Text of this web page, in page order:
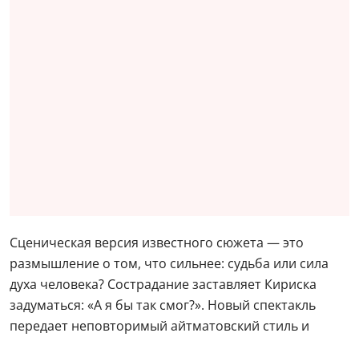
Сценическая версия известного сюжета — это
размышление о том, что сильнее: судьба или сила
духа человека? Сострадание заставляет Кириска
задуматься: «А я бы так смог?». Новый спектакль
передает неповторимый айтматовский стиль и